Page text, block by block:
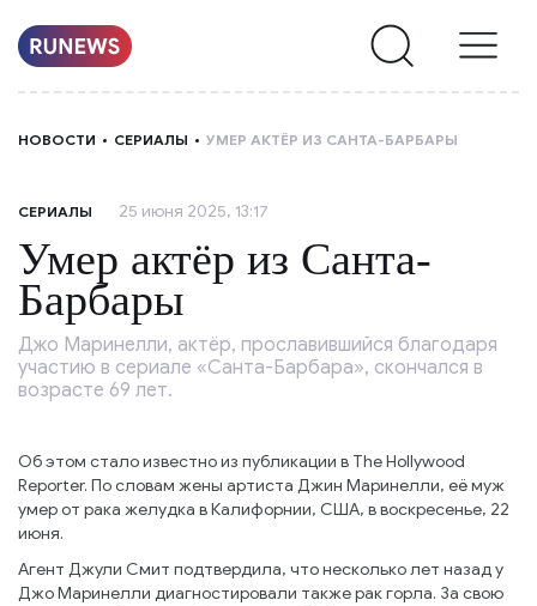
О
НАС
НОВОСТИ СЕРИАЛЫ УМЕР АКТЁР ИЗ САНТА-БАРБАРЫ
СЕРИАЛЫ 25 июня 2025, 13:17
Умер актёр из Санта-
Барбары
Джо Маринелли, актёр, прославившийся благодаря
участию в сериале «Санта-Барбара», скончался в
возрасте 69 лет.
Об этом стало известно из публикации в The Hollywood
Reporter. По словам жены артиста Джин Маринелли, её муж
умер от рака желудка в Калифорнии, США, в воскресенье, 22
июня.
Агент Джули Смит подтвердила, что несколько лет назад у
Джо Маринелли диагностировали также рак горла. За свою